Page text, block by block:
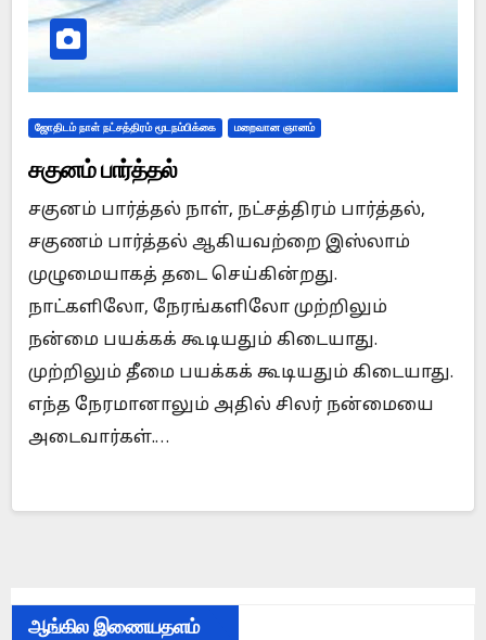
ஜோதிடம் நாள் நட்சத்திரம் மூடநம்பிக்கை மறைவான ஞானம்
சகுனம் பார்த்தல்
சகுனம் பார்த்தல் நாள், நட்சத்திரம் பார்த்தல்,
சகுணம் பார்த்தல் ஆகியவற்றை இஸ்லாம்
முழுமையாகத் தடை செய்கின்றது.
நாட்களிலோ, நேரங்களிலோ முற்றிலும்
நன்மை பயக்கக் கூடியதும் கிடையாது.
முற்றிலும் தீமை பயக்கக் கூடியதும் கிடையாது.
எந்த நேரமானாலும் அதில் சிலர் நன்மையை
அடைவார்கள்.…
ஆங்கில இணையதளம்